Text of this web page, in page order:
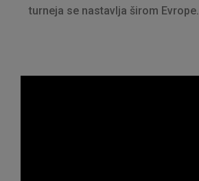
turneja se nastavlja širom Evrope.